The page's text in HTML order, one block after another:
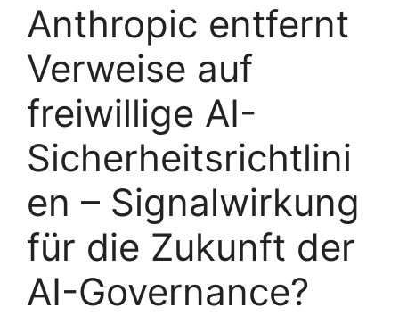
Anthropic entfernt
Verweise auf
freiwillige AI-
Sicherheitsrichtlini
en – Signalwirkung
für die Zukunft der
AI-Governance?